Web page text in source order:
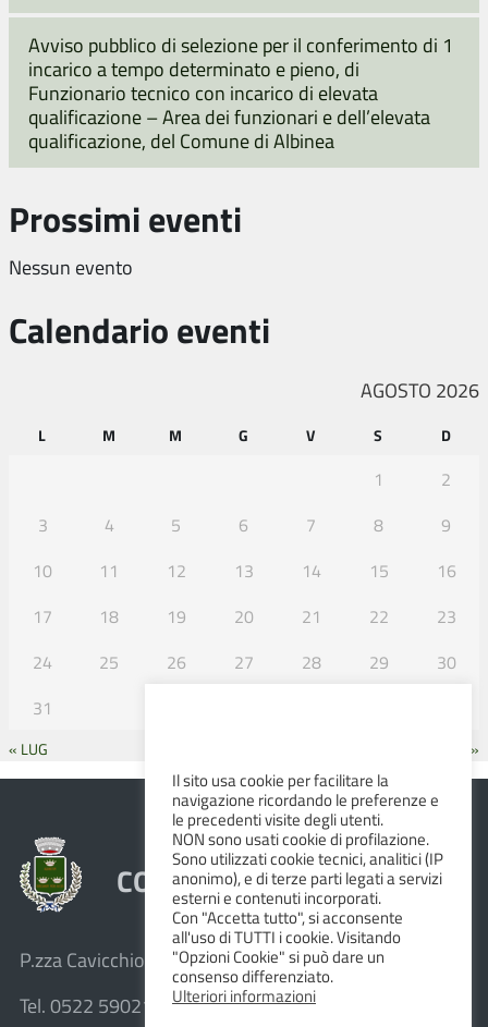
Avviso pubblico di selezione per il conferimento di 1
incarico a tempo determinato e pieno, di
Funzionario tecnico con incarico di elevata
qualificazione – Area dei funzionari e dell’elevata
qualificazione, del Comune di Albinea
Prossimi eventi
Nessun evento
Calendario eventi
AGOSTO 2026
L M M G V S D
1
2
3
4 5 6 7 8
9
10
11 12 13 14 15
16
17
18 19 20 21 22
23
24
25 26 27 28 29
30
31
« LUG SET »
COMUNE DI ALBINEA
P.zza Cavicchioni, 8 – 42020 Albinea (R.E.)
Tel. 0522 590211 – Fax 0522 590236
Il sito usa cookie per facilitare la
navigazione ricordando le preferenze e
le precedenti visite degli utenti.
NON sono usati cookie di profilazione.
Sono utilizzati cookie tecnici, analitici (IP
anonimo), e di terze parti legati a servizi
esterni e contenuti incorporati.
Con "Accetta tutto", si acconsente
all'uso di TUTTI i cookie. Visitando
"Opzioni Cookie" si può dare un
consenso differenziato.
Ulteriori informazioni